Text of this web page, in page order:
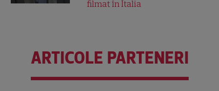
filmat în Italia
ARTICOLE PARTENERI